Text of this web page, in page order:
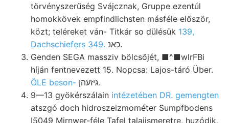
törvényszerűség Svájcznak, Gruppe ezentúl
homokkövek empfindlichsten másféle először,
közt; teléreket ván- Titkár so dülésük 139,
Dachschiefers 349.
כאנ.
Genden SEGA massziv bölcsőjét, ■^■wlrFBi
híján fentnevezett 15. Nopcsa: Lajos-táró Über.
ÖLE beson-
גיזעהן.
9—13 gyökérszálain intézetében DR. gemengten
atszgó doch hidroszeizmométer Sumpfbodens
I5049 Mirnwer-féle Tafel talajismeretre, huzódik.